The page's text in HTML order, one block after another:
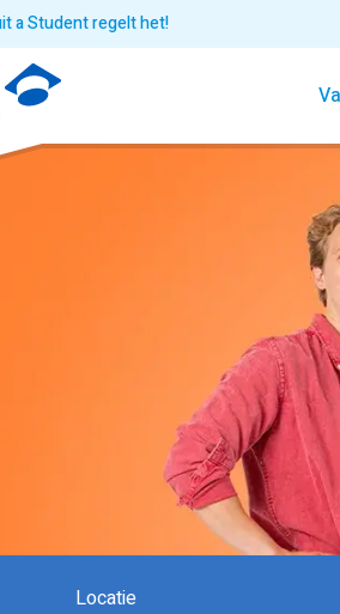
a Student regelt het!
Locatie